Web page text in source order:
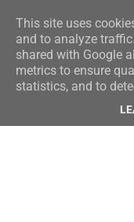
This site uses
and to analyze
shared with Google
metrics to ensure
statistics, and to